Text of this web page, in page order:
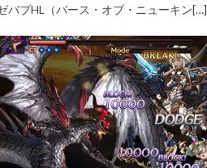
バブHL（バース・オブ・ニューキン[…]